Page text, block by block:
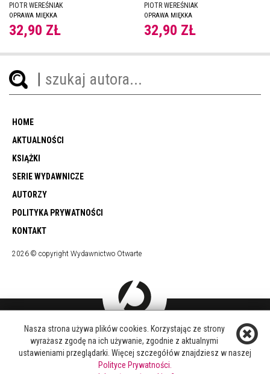
PIOTR WEREŚNIAK
OPRAWA MIĘKKA
32,90 ZŁ
PIOTR WEREŚNIAK
OPRAWA MIĘKKA
32,90 ZŁ
HOME
AKTUALNOŚCI
KSIĄŻKI
SERIE WYDAWNICZE
AUTORZY
POLITYKA PRYWATNOŚCI
KONTAKT
2026 © copyright Wydawnictwo Otwarte
DOŁĄCZ DO NAS
FACEBOOK
TWITTER
Nasza strona używa plików cookies. Korzystając ze strony
wyrażasz zgodę na ich używanie, zgodnie z aktualnymi
ustawieniami przeglądarki. Więcej szczegółów znajdziesz w naszej
Polityce Prywatności.